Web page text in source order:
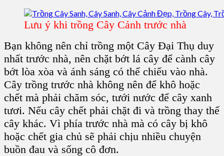
Lưu ý khi trồng Cây Cảnh trước nhà
Bạn không nên chỉ trồng một Cây Đại Thụ duy
nhất trước nhà, nên chặt bớt lá cây để cành cây
bớt lòa xòa và ánh sáng có thể chiếu vào nhà.
Cây trồng trước nhà không nên để khô hoặc
chết mà phải chăm sóc, tưới nước để cây xanh
tươi. Nếu cây chết phải chặt đi và trồng thay thế
cây khác. Vì phía trước nhà mà có cây bị khô
hoặc chết gia chủ sẽ phải chịu nhiều chuyện
buồn đau và sống cô đơn.